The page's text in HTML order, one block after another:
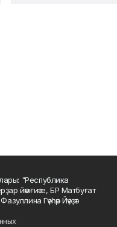
"Республика
йәмғиәте, БР Матбуғат
Гәүһәр Йәүҙәт